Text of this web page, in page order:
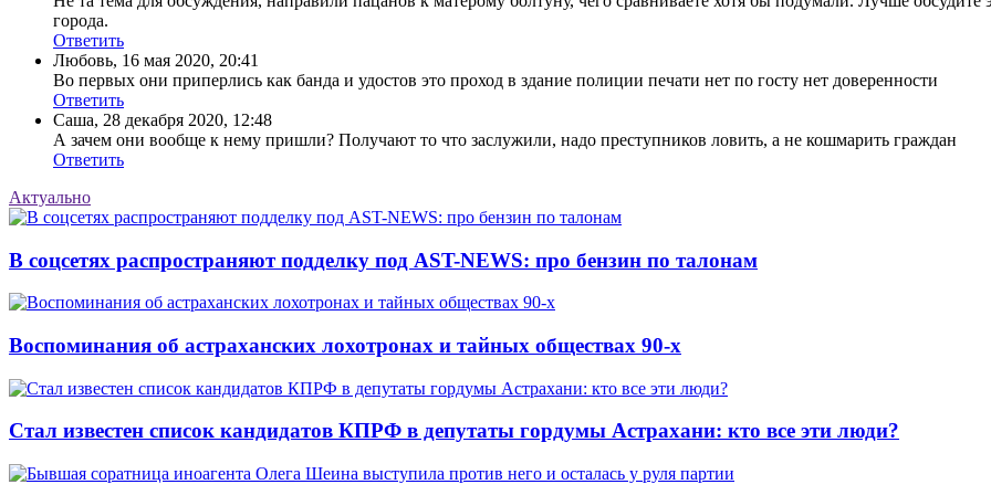
города.
Ответить
Любовь, 16 мая 2020, 20:41
Во первых они приперлись как банда и удостов это проход в здание полиции печати нет по госту нет доверенности
Ответить
Саша, 28 декабря 2020, 12:48
А зачем они вообще к нему пришли? Получают то что заслужили, надо преступников ловить, а не кошмарить граждан
Ответить
Актуально
В соцсетях распространяют подделку под AST-NEWS: про бензин по талонам
Воспоминания об астраханских лохотронах и тайных обществах 90-х
Стал известен список кандидатов КПРФ в депутаты гордумы Астрахани: кто все эти люди?